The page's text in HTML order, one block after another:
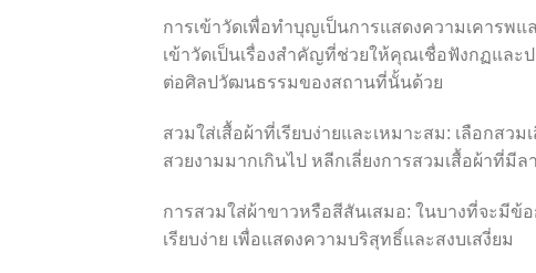
การเข้าวัดเพื่อทำบุญเป็นการแสดงความเคารพ
เข้าวัดเป็นเรื่องสำคัญที่ช่วยให้คุณเชื่อฟังกฏและ
ต่อศิลปวัฒนธรรมของสถานที่นั้นด้วย
สวมใส่เสื้อผ้าที่เรียบง่ายและเหมาะสม: เลือกส
สวยงามมากเกินไป หลีกเลี่ยงการสวมเสื้อผ้าที่
การสวมใส่ผ้าขาวหรือสีสันเสมอ: ในบางที่จะมีข้
เรียบง่าย เพื่อแสดงความบริสุทธิ์และสงบเสงี่ยม